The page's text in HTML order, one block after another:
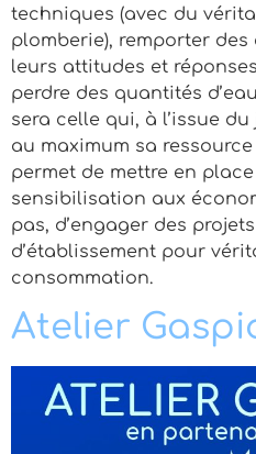
techniques (avec du
plomberie), remporter
leurs attitudes et
perdre des quantités
sera celle qui, à l’issue
au maximum sa ressource
permet de mettre en
sensibilisation aux
pas, d’engager des
d’établissement pour
consommation.
Atelier